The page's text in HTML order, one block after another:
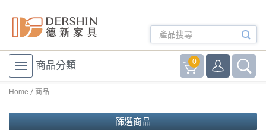
商品分類 0
Home 商品
篩選商品